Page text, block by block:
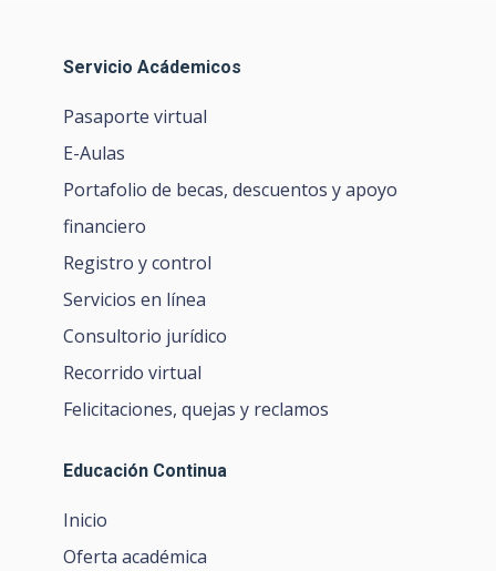
Servicio Acádemicos
Pasaporte virtual
E-Aulas
Portafolio de becas, descuentos y apoyo
financiero
Registro y control
Servicios en línea
Consultorio jurídico
Recorrido virtual
Felicitaciones, quejas y reclamos
Educación Continua
Inicio
Oferta académica